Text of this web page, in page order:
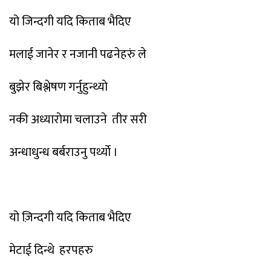
यो जिन्दगी यदि किताब भैदिए
मलाई जानेर र नजानी पढनेहरुं ले
बुझेर बिश्लेषण गर्नुहुन्थ्याे
नकी अध्याराेमा चलाउने तीर सरी
अन्धाधुन्ध बर्बराउनु पर्थ्याे ।
यो ज़िन्दगी यदि किताब भैदिए
मेटाई दिन्थे हरपहरु